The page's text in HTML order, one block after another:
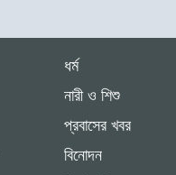
ধর্ম
নারী ও শিশু
প্রবাসের খবর
বিনোদন